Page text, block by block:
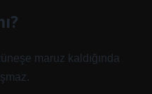
maruz kaldığında